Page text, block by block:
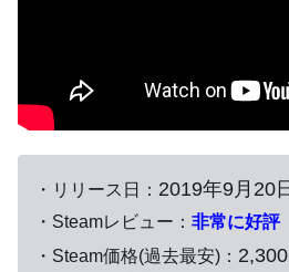
・リリース日： 2019年9月20
・Steamレビュー： 非常に好評
・Steam価格(過去最安)：